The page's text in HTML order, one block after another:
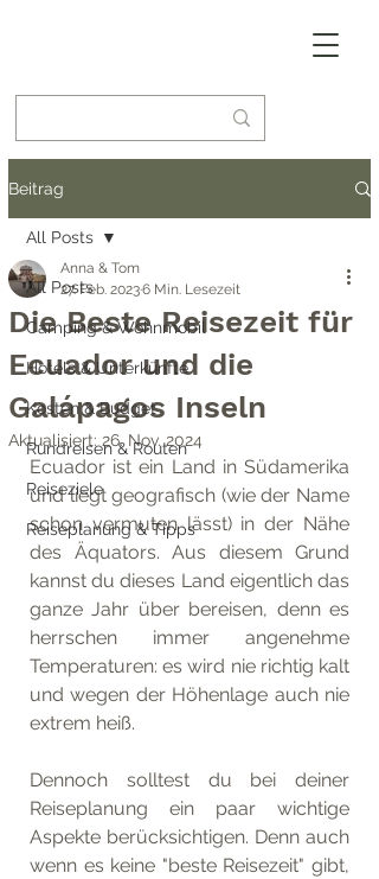
Beitrag
All Posts
Camping & Wohnmobil
Hotels & Unterkünfte
Kosten & Budget
Rundreisen & Routen
Reiseziele
Reiseplanung & Tipps
All Posts
Die Beste Reisezeit für
Ecuador und die
Galápagos Inseln
Anna & Tom
27. Feb. 20236 Min. Lesezeit
Aktualisiert: 26. Nov. 2024
Ecuador ist ein Land in Südamerika
und liegt geografisch (wie der Name
schon vermuten lässt) in der Nähe
des Äquators. Aus diesem Grund
kannst du dieses Land eigentlich das
ganze Jahr über bereisen, denn es
herrschen immer angenehme
Temperaturen: es wird nie richtig kalt
und wegen der Höhenlage auch nie
extrem heiß.
Dennoch solltest du bei deiner
Reiseplanung ein paar wichtige
Aspekte berücksichtigen. Denn auch
wenn es keine "beste Reisezeit" gibt,